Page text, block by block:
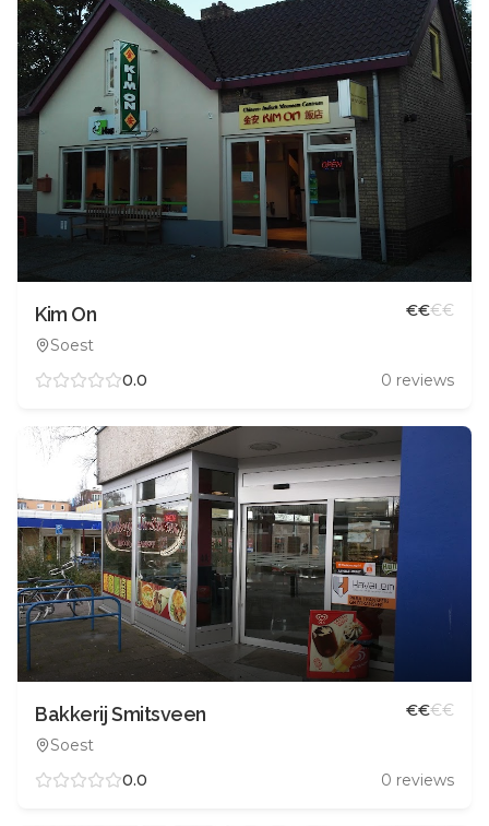
Kim On
Soest
€€€€
0.0 0 reviews
Bakkerij Smitsveen
Soest
€€€€
0.0 0 reviews